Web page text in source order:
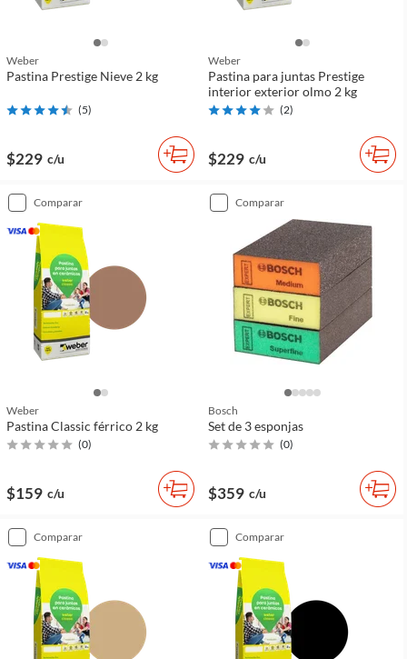
Weber
Pastina Prestige Nieve 2 kg
(5)
$229 c/u
Weber
Pastina para juntas Prestige
interior exterior olmo 2 kg
(2)
$229 c/u
comparar
Weber
Pastina Classic férrico 2 kg
(0)
$159 c/u
comparar
Bosch
Set de 3 esponjas
(0)
$359 c/u
comparar comparar